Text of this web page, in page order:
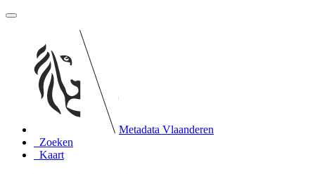
Metadata Vlaanderen
Zoeken
Kaart